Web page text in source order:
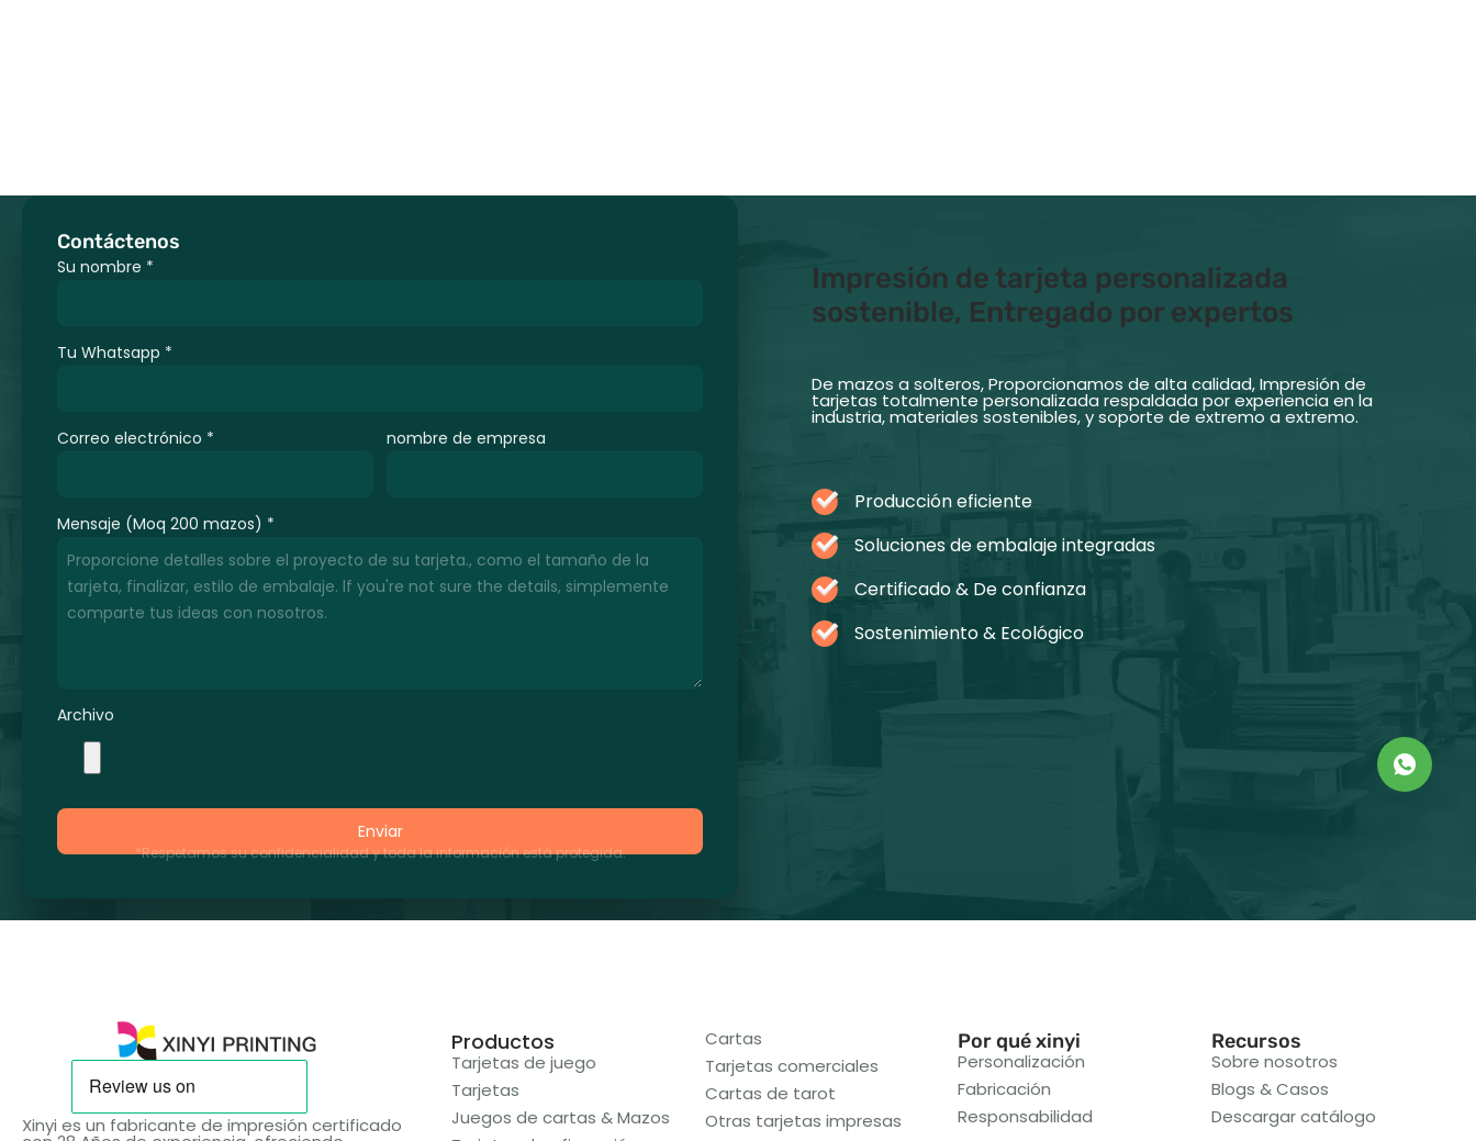
Contáctenos
Su nombre *
Tu Whatsapp *
Correo electrónico * nombre de empresa
Mensaje (Moq 200 mazos) *
Archivo
Enviar
*Respetamos su confidencialidad y toda la información está protegida.
Impresión de tarjeta personalizada
sostenible, Entregado por expertos
De mazos a solteros, Proporcionamos de alta calidad, Impresión de
tarjetas totalmente personalizada respaldada por experiencia en la
industria, materiales sostenibles, y soporte de extremo a extremo.
Producción eficiente
Soluciones de embalaje integradas
Certificado & De confianza
Sostenimiento & Ecológico
Xinyi es un fabricante de impresión certificado
Productos
Tarjetas de juego
Tarjetas
Juegos de cartas & Mazos
Cartas
Tarjetas comerciales
Cartas de tarot
Otras tarjetas impresas
Por qué xinyi
Personalización
Fabricación
Responsabilidad
Recursos
Sobre nosotros
Blogs & Casos
Descargar catálogo